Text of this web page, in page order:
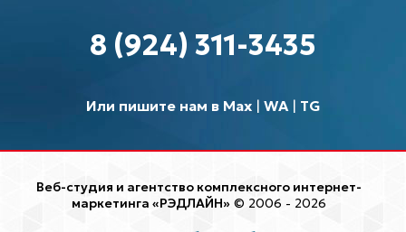
8 (924) 311-3435
Или пишите нам в Max| WA| TG
Веб-студия и агентство комплексного интернет-
маркетинга «РЭДЛАЙН» © 2006 - 2026